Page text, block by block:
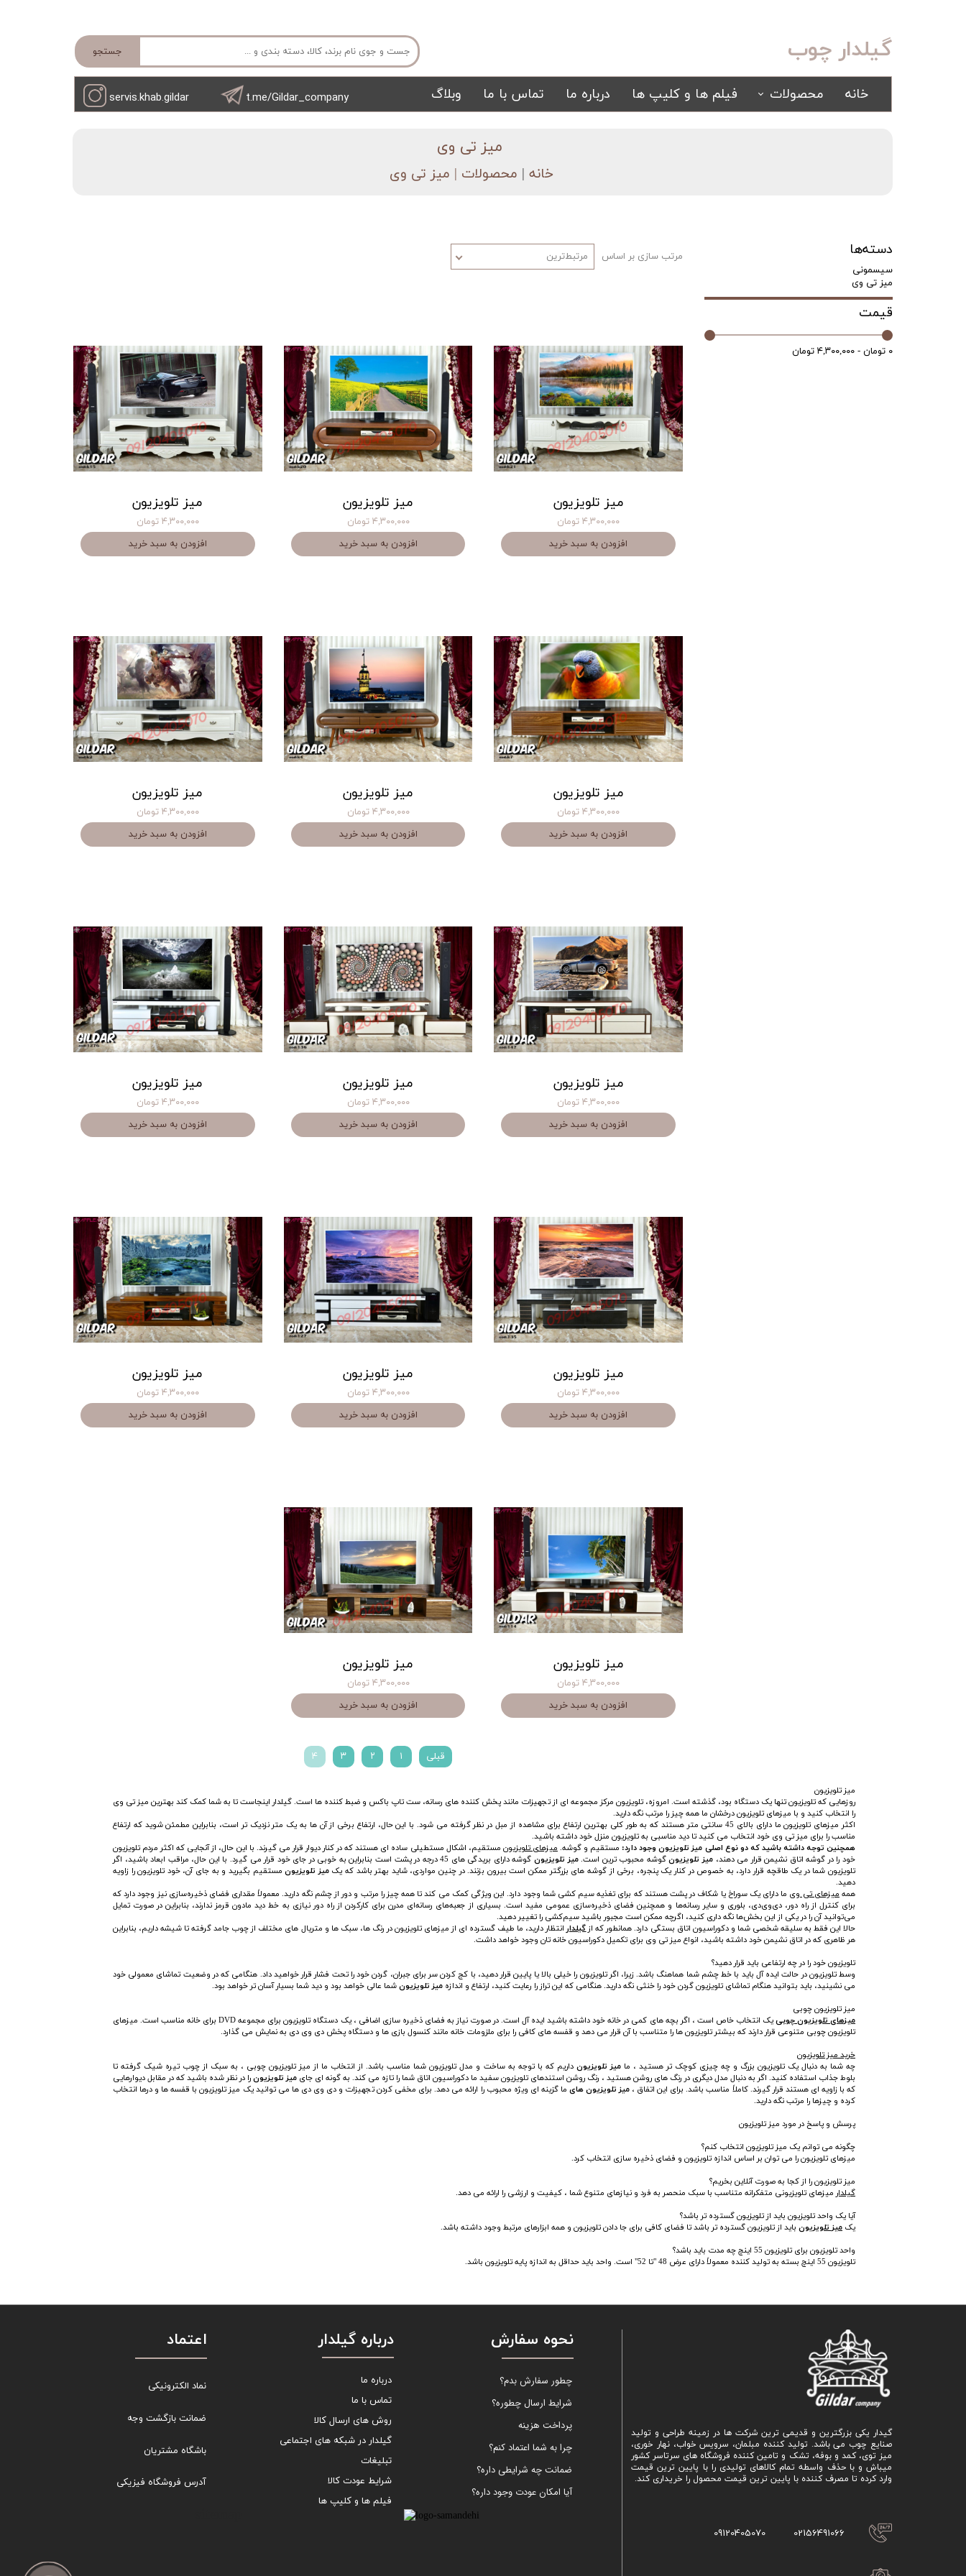
جستجو گیلدار چوب
خانه
محصولات
یک نفره
سیسمونی
فیلم ها و کلیپ ها درباره ما تماس با ما وبلاگ t.me/Gildar_company
servis.khab.gildar
خانه | محصولات | میز تی وی
میز تی وی​​​​​​​
دسته‌ها
سیسمونی
میز تی وی
قیمت
۰ تومان - ۴,۳۰۰,۰۰۰ تومان
مرتب سازی بر اساس مرتبط‌ترین
میز تلویزیون
۴,۳۰۰,۰۰۰ تومان
افزودن به سبد خرید
میز تلویزیون
۴,۳۰۰,۰۰۰ تومان
افزودن به سبد خرید
میز تلویزیون
۴,۳۰۰,۰۰۰ تومان
افزودن به سبد خرید
میز تلویزیون
۴,۳۰۰,۰۰۰ تومان
افزودن به سبد خرید
میز تلویزیون
۴,۳۰۰,۰۰۰ تومان
افزودن به سبد خرید
میز تلویزیون
۴,۳۰۰,۰۰۰ تومان
افزودن به سبد خرید
میز تلویزیون
۴,۳۰۰,۰۰۰ تومان
افزودن به سبد خرید
میز تلویزیون
۴,۳۰۰,۰۰۰ تومان
افزودن به سبد خرید
میز تلویزیون
۴,۳۰۰,۰۰۰ تومان
افزودن به سبد خرید
میز تلویزیون
۴,۳۰۰,۰۰۰ تومان
افزودن به سبد خرید
میز تلویزیون
۴,۳۰۰,۰۰۰ تومان
افزودن به سبد خرید
میز تلویزیون
۴,۳۰۰,۰۰۰ تومان
افزودن به سبد خرید
میز تلویزیون
۴,۳۰۰,۰۰۰ تومان
افزودن به سبد خرید
میز تلویزیون
۴,۳۰۰,۰۰۰ تومان
افزودن به سبد خرید
قبلی ۱ ۲ ۳ ۴
​میز تلویزیون
روزهایی که تلویزیون تنها یک دستگاه بود، گذشته است. امروزه، تلویزیون مرکز مجموعه ای از تجهیزات مانند پخش کننده های رسانه، ست تاپ باکس و ضبط کننده ها است. گیلدار اینجاست تا به شما کمک کند بهترین میز تی وی
را انتخاب کنید و با میزهای تلویزیون درخشان ما همه چیز را مرتب نگه دارید.
اکثر میزهای تلویزیون ما دارای بالای 45 سانتی متر هستند که به طور کلی بهترین ارتفاع برای مشاهده از مبل در نظر گرفته می شود. با این حال، ارتفاع برخی از آن ها به یک متر نزدیک‌ تر است، بنابراین مطمئن شوید که ارتفاع
مناسب را برای میز تی وی خود انتخاب می کنید تا دید مناسبی به تلویزیون منزل خود داشته باشید.
همچنین توجه داشته باشید که دو نوع اصلی میز تلویزیون وجود دارد: مستقیم و گوشه. میزهای تلویزیون مستقیم، اشکال مستطیلی ساده ای هستند که در کنار دیوار قرار می گیرند. با این حال، از آنجایی که اکثر مردم تلویزیون
خود را در گوشه اتاق نشیمن قرار می دهند، میز تلویزیونگوشه محبوب ترین است.میز تلویزیون
گوشه دارای بریدگی های 45 درجه در پشت است بنابراین به خوبی در جای خود قرار می گیرد. با این حال، مراقب ابعاد باشید، اگر
تلویزیون شما در یک طاقچه قرار دارد، به خصوص در کنار یک پنجره، برخی از گوشه های بزرگتر ممکن است بیرون بزنند. در چنین مواردی، شاید بهتر باشد که یکمیز تلویزیونمستقیم بگیرید و به جای آن، خود تلویزیون را زاویه
دهید.
همه میزهای تی وی ما دارای یک سوراخ یا شکاف در پشت هستند که برای تغذیه سیم کشی شما وجود دارد. این ویژگی کمک می کند تا همه چیز را مرتب و دور از چشم نگه دارید. معمولاً مقداری فضای ذخیره‌سازی نیز وجود دارد که
برای کنترل از راه دور، دی‌وی‌دی، بلوری و سایر رسانه‌ها و همچنین فضای ذخیره‌سازی عمومی مفید است. بسیاری از جعبه‌های رسانه‌ای مدرن برای کارکردن از راه دور نیازی به خط دید مادون قرمز ندارند، بنابراین در صورت تمایل
می‌توانید آن را در یکی از این بخش‌ها نگه داری کنید، اگرچه ممکن است مجبور باشید سیم‌کشی را تغییر دهید.
حالا این فقط به سلیقه شخصی شما و دکوراسیون اتاق بستگی دارد. همانطور که از گیلدار انتظار دارید، ما طیف گسترده ای از میزهای تلویزیون در رنگ ها، سبک ها و متریال های مختلف از چوب جامد گرفته تا شیشه داریم، بنابراین
هر ظاهری که در اتاق نشیمن خود داشته باشید، انواع میز تی وی برای تکمیل دکوراسیون خانه تان وجود خواهد داشت.
تلویزیون خود را در چه ارتفاعی باید قرار دهید؟
وسط تلویزیون در حالت ایده آل باید با خط چشم شما هماهنگ باشد. زیرا، اگر تلویزیون را خیلی بالا یا پایین قرار دهید، با کج کردن سر برای جبران، گردن خود را تحت فشار قرار خواهید داد. هنگامی که در وضعیت تماشای معمولی خود
می نشینید، باید بتوانید هنگام تماشای تلویزیون گردن خود را خنثی نگه دارید. هنگامی که این تراز را رعایت کنید، ارتفاع و اندازه میز تلویزیونشما عالی خواهد بود و دید شما بسیار آسان تر خواهد بود.
میز تلویزیون چوبی
میزهای تلویزیون چوبی
یک انتخاب خاص است ، اگر بچه های کمی در خانه خود داشته باشید ایده آل است. در صورت نیاز به فضای ذخیره سازی اضافی ، یک دستگاه تلویزیون برای مجموعه DVD برای خانه مناسب است. میزهای
تلویزیون چوبی متنوعی قرار دارند که بیشتر تلویزیون ها را متناسب با آن قرار می دهد و قفسه های کافی را برای ملزومات خانه مانند کنسول بازی ها و دستگاه پخش دی وی دی به نمایش می گذارد.
خرید میز تلویزیون
چه شما به دنبال یک تلویزیون بزرگ و چه چیزی کوچک تر هستید ، مامیز تلویزیون داریم که با توجه به ساخت و مدل تلویزیون شما مناسب باشد. از انتخاب ما از میز تلویزیون چوبی ، به سبک از چوب تیره شیک گرفته تا
بلوط جذاب استفاده کنید. اگر به دنبال مدل دیگری در رنگ های روشن هستید ، رنگ روشن استندهای تلویزیون سفید ما دکوراسیون اتاق شما را تازه می کند. به گونه ای جای میز تلویزیونرا در نظر شده باشید که در مقابل دیوارهایی
که با زاویه ای هستند قرار گیرند. کاملاً مناسب باشد. برای این اتفاق ، میز تلویزیون های ما گزینه ای ویژه محبوب را ارائه می دهد. برای مخفی کردن تجهیزات و دی وی دی ها می توانید یک میز تلویزیون با قفسه ها و درها انتخاب
کرده و چیزها را مرتب نگه دارید.
پرسش و پاسخ در مورد میز تلویزیون
چگونه می توانم یک میز تلویزیون انتخاب کنم؟
میزهای تلویزیون را می توان بر اساس اندازه تلویزیون و فضای ذخیره سازی انتخاب کرد.
میز تلویزیون را از کجا به صورت آنلاین بخریم؟
گیلدار میزهای تلویزیونی متفکرانه متناسب با سبک منحصر به فرد و نیازهای متنوع شما ، کیفیت و ارزشی را ارائه می دهد.
آیا یک واحد تلویزیون باید از تلویزیون گسترده تر باشد؟
یک میز تلویزیونباید از تلویزیون گسترده تر باشد تا فضای کافی برای جا دادن تلویزیون و همه ابزارهای مرتبط وجود داشته باشد.
واحد تلویزیون برای تلویزیون 55 اینچ چه مدت باید باشد؟
تلویزیون 55 اینچ بسته به تولید کننده معمولاً دارای عرض 48 "تا 52" است. واحد باید حداقل به اندازه پایه تلویزیون باشد.
گیدار یکی بزرگترین و قدیمی ترین شرکت ها در زمینه طراحی و تولید
صنایع چوب می باشد. تولید کننده مبلمان، سرویس خواب، نهار خوری،
میز توی، کمد و بوفه، تشک و تامین کننده فروشگاه های سرتاسر کشور
میباش و با حذف واسطه تمام کالاهای تولیدی را با پایین ترین قیمت
وارد کرده تا مصرف کننده با پایین ترین قیمت محصول را خریداری کند.
02156491066
09120405070
نحوه سفارش
چطور سفارش بدم؟
شرایط ارسال چطوره؟
پرداخت هزینه
چرا به شما اعتماد کنم؟
ضمانت چه شرایطی داره؟
آیا امکان عودت وجود داره؟
اعتماد
نماد الکترونیکی
ضمانت بازگشت وجه
باشگاه مشتریان
آدرس فروشگاه فیزیکی
درباره گیلدار
درباره ما
تماس با ما
روش های ارسال کالا
گیلدار در شبکه های اجتماعی
تبلیغات
شرایط عودت کالا
فیلم ها و کلیپ ها